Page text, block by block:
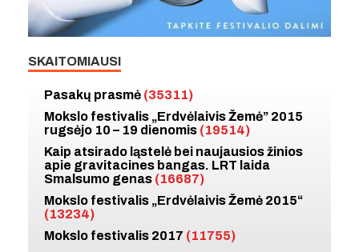
SKAITOMIAUSI
Pasakų prasmė (35311)
Mokslo festivalis „Erdvėlaivis Žemė” 2015
rugsėjo 10 – 19 dienomis (19514)
Kaip atsirado ląstelė bei naujausios žinios
apie gravitacines bangas. LRT laida
Smalsumo genas (16687)
Mokslo festivalis „Erdvėlaivis Žemė 2015“
(13234)
Mokslo festivalis 2017 (11755)